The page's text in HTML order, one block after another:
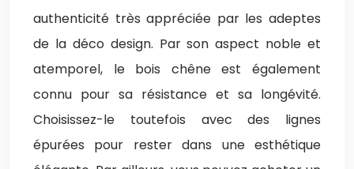
authenticité très appréciée par les adeptes
de la déco design. Par son aspect noble et
atemporel, le bois chêne est également
connu pour sa résistance et sa longévité.
Choisissez-le toutefois avec des lignes
épurées pour rester dans une esthétique